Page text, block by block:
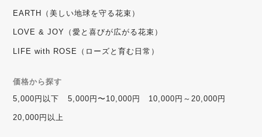
EARTH（美しい地球を守る花束）
LOVE & JOY（愛と喜びが広がる花束）
LIFE with ROSE（ローズと育む日常）
価格から探す
5,000円以下
5,000円〜10,000円 10,000円～20,000円
20,000円以上